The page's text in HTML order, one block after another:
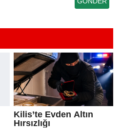
Kilis’te Evden Altın
Hırsızlığı